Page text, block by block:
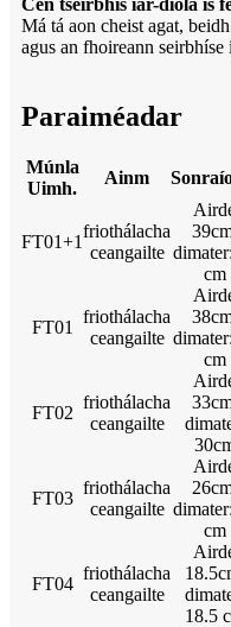
Cén tseirbhís iar-díola is
Má tá aon cheist agat,
agus an fhoireann
Paraiméadar
Múnla
Uimh.
Ainm
FT01+1
friothálacha
ceangailte
cm
FT01
friothálacha
ceangailte
cm
FT02
friothálacha
ceangailte
FT03
friothálacha
ceangailte
cm
FT04
friothálacha
ceangailte
18.5